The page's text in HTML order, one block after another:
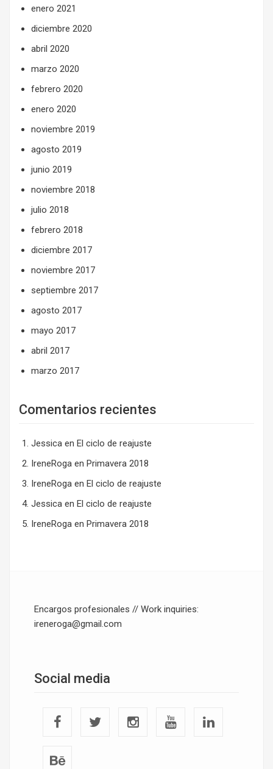
enero 2021
diciembre 2020
abril 2020
marzo 2020
febrero 2020
enero 2020
noviembre 2019
agosto 2019
junio 2019
noviembre 2018
julio 2018
febrero 2018
diciembre 2017
noviembre 2017
septiembre 2017
agosto 2017
mayo 2017
abril 2017
marzo 2017
Comentarios recientes
Jessica en El ciclo de reajuste
IreneRoga en Primavera 2018
IreneRoga en El ciclo de reajuste
Jessica en El ciclo de reajuste
IreneRoga en Primavera 2018
Encargos profesionales // Work inquiries:
ireneroga@gmail.com
Social media